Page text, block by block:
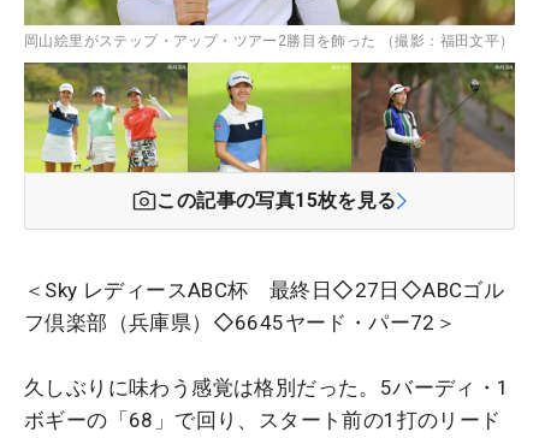
岡山絵里がステップ・アップ・ツアー2勝目を飾った （撮影：福田文平）
この記事の写真15枚を見る
＜Sky レディースABC杯 最終日◇27日◇ABCゴル
フ倶楽部（兵庫県）◇6645ヤード・パー72＞
久しぶりに味わう感覚は格別だった。5バーディ・1
ボギーの「68」で回り、スタート前の1打のリード